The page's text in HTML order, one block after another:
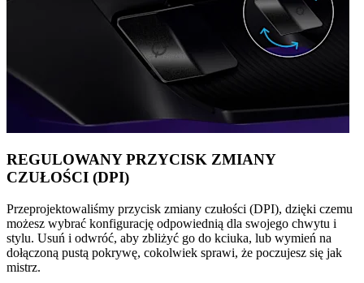
REGULOWANY PRZYCISK ZMIANY
CZUŁOŚCI (DPI)
Przeprojektowaliśmy przycisk zmiany czułości (DPI), dzięki czemu
możesz wybrać konfigurację odpowiednią dla swojego chwytu i
stylu. Usuń i odwróć, aby zbliżyć go do kciuka, lub wymień na
dołączoną pustą pokrywę, cokolwiek sprawi, że poczujesz się jak
mistrz.